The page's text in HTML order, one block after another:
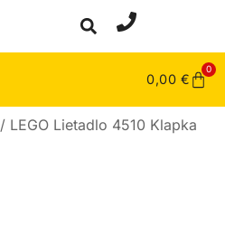
0,00 €
0
/ LEGO Lietadlo 4510 Klapka